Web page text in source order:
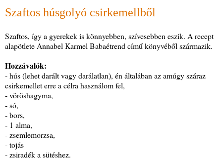
Szaftos húsgolyó csirkemellből
Szaftos, így a gyerekek is könnyebben, szívesebben eszik. A recept
alapötlete Annabel Karmel Babaétrend című könyvéből származik.
Hozzávalók:
- hús (lehet darált vagy darálatlan), én általában az amúgy száraz
csirkemellet erre a célra használom fel,
- vöröshagyma,
- só,
- bors,
- 1 alma,
- zsemlemorzsa,
- tojás
- zsiradék a sütéshez.